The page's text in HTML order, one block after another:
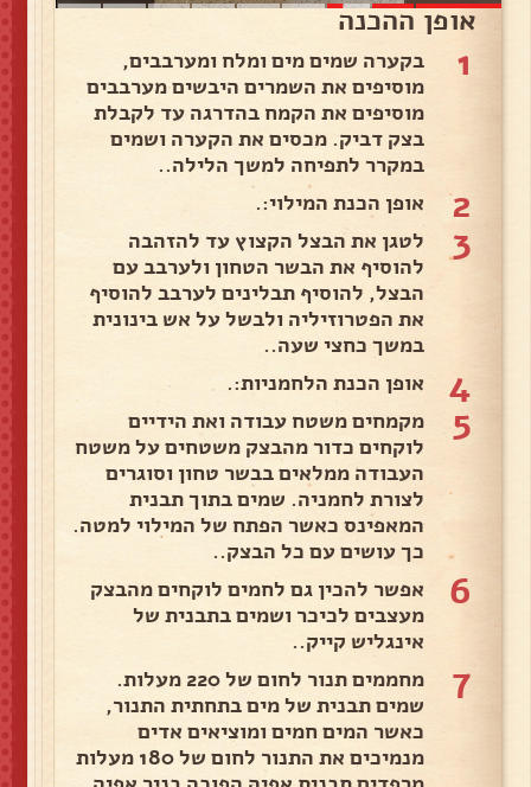
אופן ההכנה
1
בקערה שמים מים ומלח ומערבבים,
מוסיפים את השמרים היבשים מערבבים
מוסיפים את הקמח בהדרגה עד לקבלת
בצק דביק. מכסים את הקערה ושמים
במקרר לתפיחה למשך הלילה..
2 אופן הכנת המילוי:.
3
לטגן את הבצל הקצוץ עד להזהבה
להוסיף את הבשר הטחון ולערבב עם
הבצל, להוסיף תבלינים לערבב להוסיף
את הפטרוזיליה ולבשל על אש בינונית
במשך כחצי שעה..
4 אופן הכנת הלחמניות:.
5
מקמחים משטח עבודה ואת הידיים
לוקחים כדור מהבצק משטחים על משטח
העבודה ממלאים בבשר טחון וסוגרים
לצורת לחמניה. שמים בתוך תבנית
המאפינס כאשר הפתח של המילוי למטה.
כך עושים עם כל הבצק..
6
אפשר להכין גם לחמים לוקחים מהבצק
מעצבים לכיכר ושמים בתבנית של
אינגליש קייק..
7
מחממים תנור לחום של 220 מעלות.
שמים תבנית של מים בתחתית התנור,
כאשר המים חמים ומוציאים אדים
מנמיכים את התנור לחום של 180 מעלות